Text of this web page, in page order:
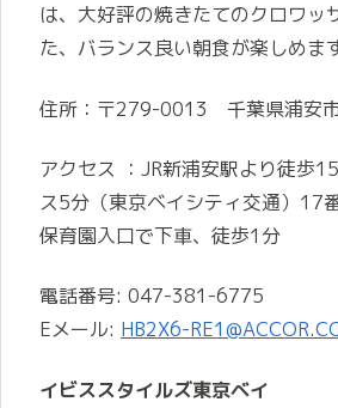
は、大好評の焼きたてのクロワッ
た、バランス良い朝食が楽しめま
住所：〒279-0013 千葉県浦安
アクセス ：JR新浦安駅より徒歩
ス5分（東京ベイシティ交通）17
保育園入口で下車、徒歩1分
電話番号: 047-381-6775
Eメール: HB2X6-
イビススタイルズ東京ベイ